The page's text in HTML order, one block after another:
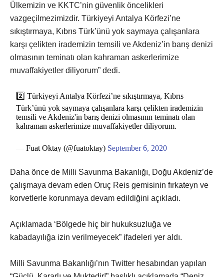
Ülkemizin ve KKTC’nin güvenlik öncelikleri
vazgeçilmezimizdir. Türkiyeyi Antalya Körfezi’ne
sıkıştırmaya, Kıbrıs Türk’ünü yok saymaya çalışanlara
karşı çelikten irademizin temsili ve Akdeniz’in barış denizi
olmasının teminatı olan kahraman askerlerimize
muvaffakiyetler diliyorum” dedi.
2️⃣ Türkiyeyi Antalya Körfezi’ne sıkıştırmaya, Kıbrıs
Türk’ünü yok saymaya çalışanlara karşı çelikten irademizin
temsili ve Akdeniz'in barış denizi olmasının teminatı olan
kahraman askerlerimize muvaffakiyetler diliyorum.
— Fuat Oktay (@fuatoktay) September 6, 2020
Daha önce de Milli Savunma Bakanlığı, Doğu Akdeniz’de
çalışmaya devam eden Oruç Reis gemisinin fırkateyn ve
korvetlerle korunmaya devam edildiğini açıkladı.
Açıklamada ‘Bölgede hiç bir hukuksuzluğa ve
kabadayılığa izin verilmeyecek” ifadeleri yer aldı.
Milli Savunma Bakanlığı’nın Twitter hesabından yapılan